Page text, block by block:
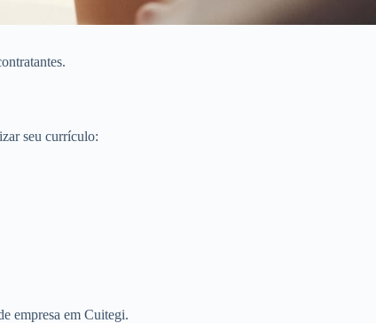
seu currículo:
empresa em Cuitegi.